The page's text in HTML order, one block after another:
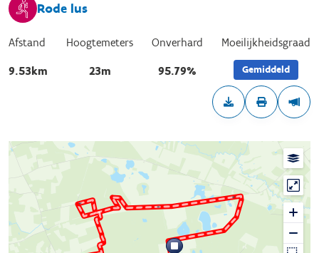
Rode lus
Afstand
9.53km
Hoogtemeters
23m
Onverhard
95.79%
Moeilijkheidsgraad
Gemiddeld